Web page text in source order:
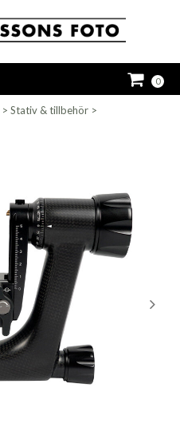
0
> Stativ & tillbehör >